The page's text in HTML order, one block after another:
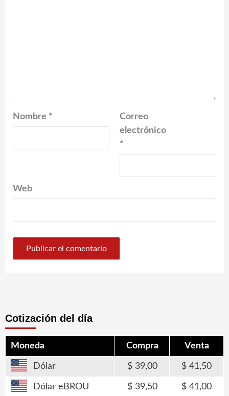
Nombre *
Correo
electrónico
*
Web
Cotización del día
Moneda Compra Venta
Dólar 39,00 41,50
Dólar eBROU 39,50 41,00